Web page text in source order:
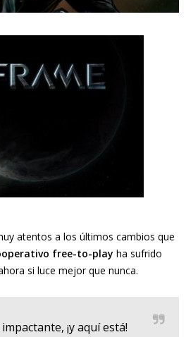
atentos a los últimos cambios que
free-to-play ha sufrido
si luce mejor que nunca.
¡y aquí está!